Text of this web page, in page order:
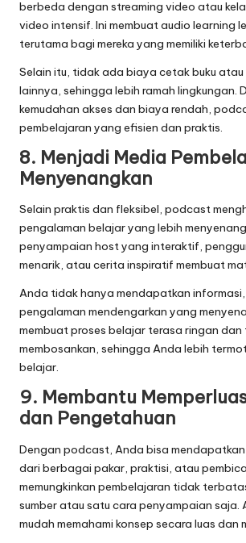
berbeda dengan streaming video atau
video intensif. Ini membuat audio learning
terutama bagi mereka yang memiliki
Selain itu, tidak ada biaya cetak buku atau
lainnya, sehingga lebih ramah lingkungan.
kemudahan akses dan biaya rendah,
pembelajaran yang efisien dan praktis.
8. Menjadi Media
Menyenangkan
Selain praktis dan fleksibel, podcast
pengalaman belajar yang lebih
penyampaian host yang interaktif,
menarik, atau cerita inspiratif membuat
Anda tidak hanya mendapatkan
pengalaman mendengarkan yang
membuat proses belajar terasa ringan
membosankan, sehingga Anda lebih
belajar.
9. Membantu
dan Pengetahuan
Dengan podcast, Anda bisa
dari berbagai pakar, praktisi, atau
memungkinkan pembelajaran tidak
sumber atau satu cara penyampaian saja.
mudah memahami konsep secara luas dan